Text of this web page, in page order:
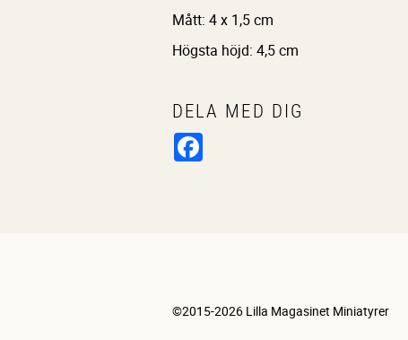
Mått: 4 x 1,5 cm
Högsta höjd: 4,5 cm
DELA MED DIG
©2015-2026 Lilla Magasinet Miniatyrer